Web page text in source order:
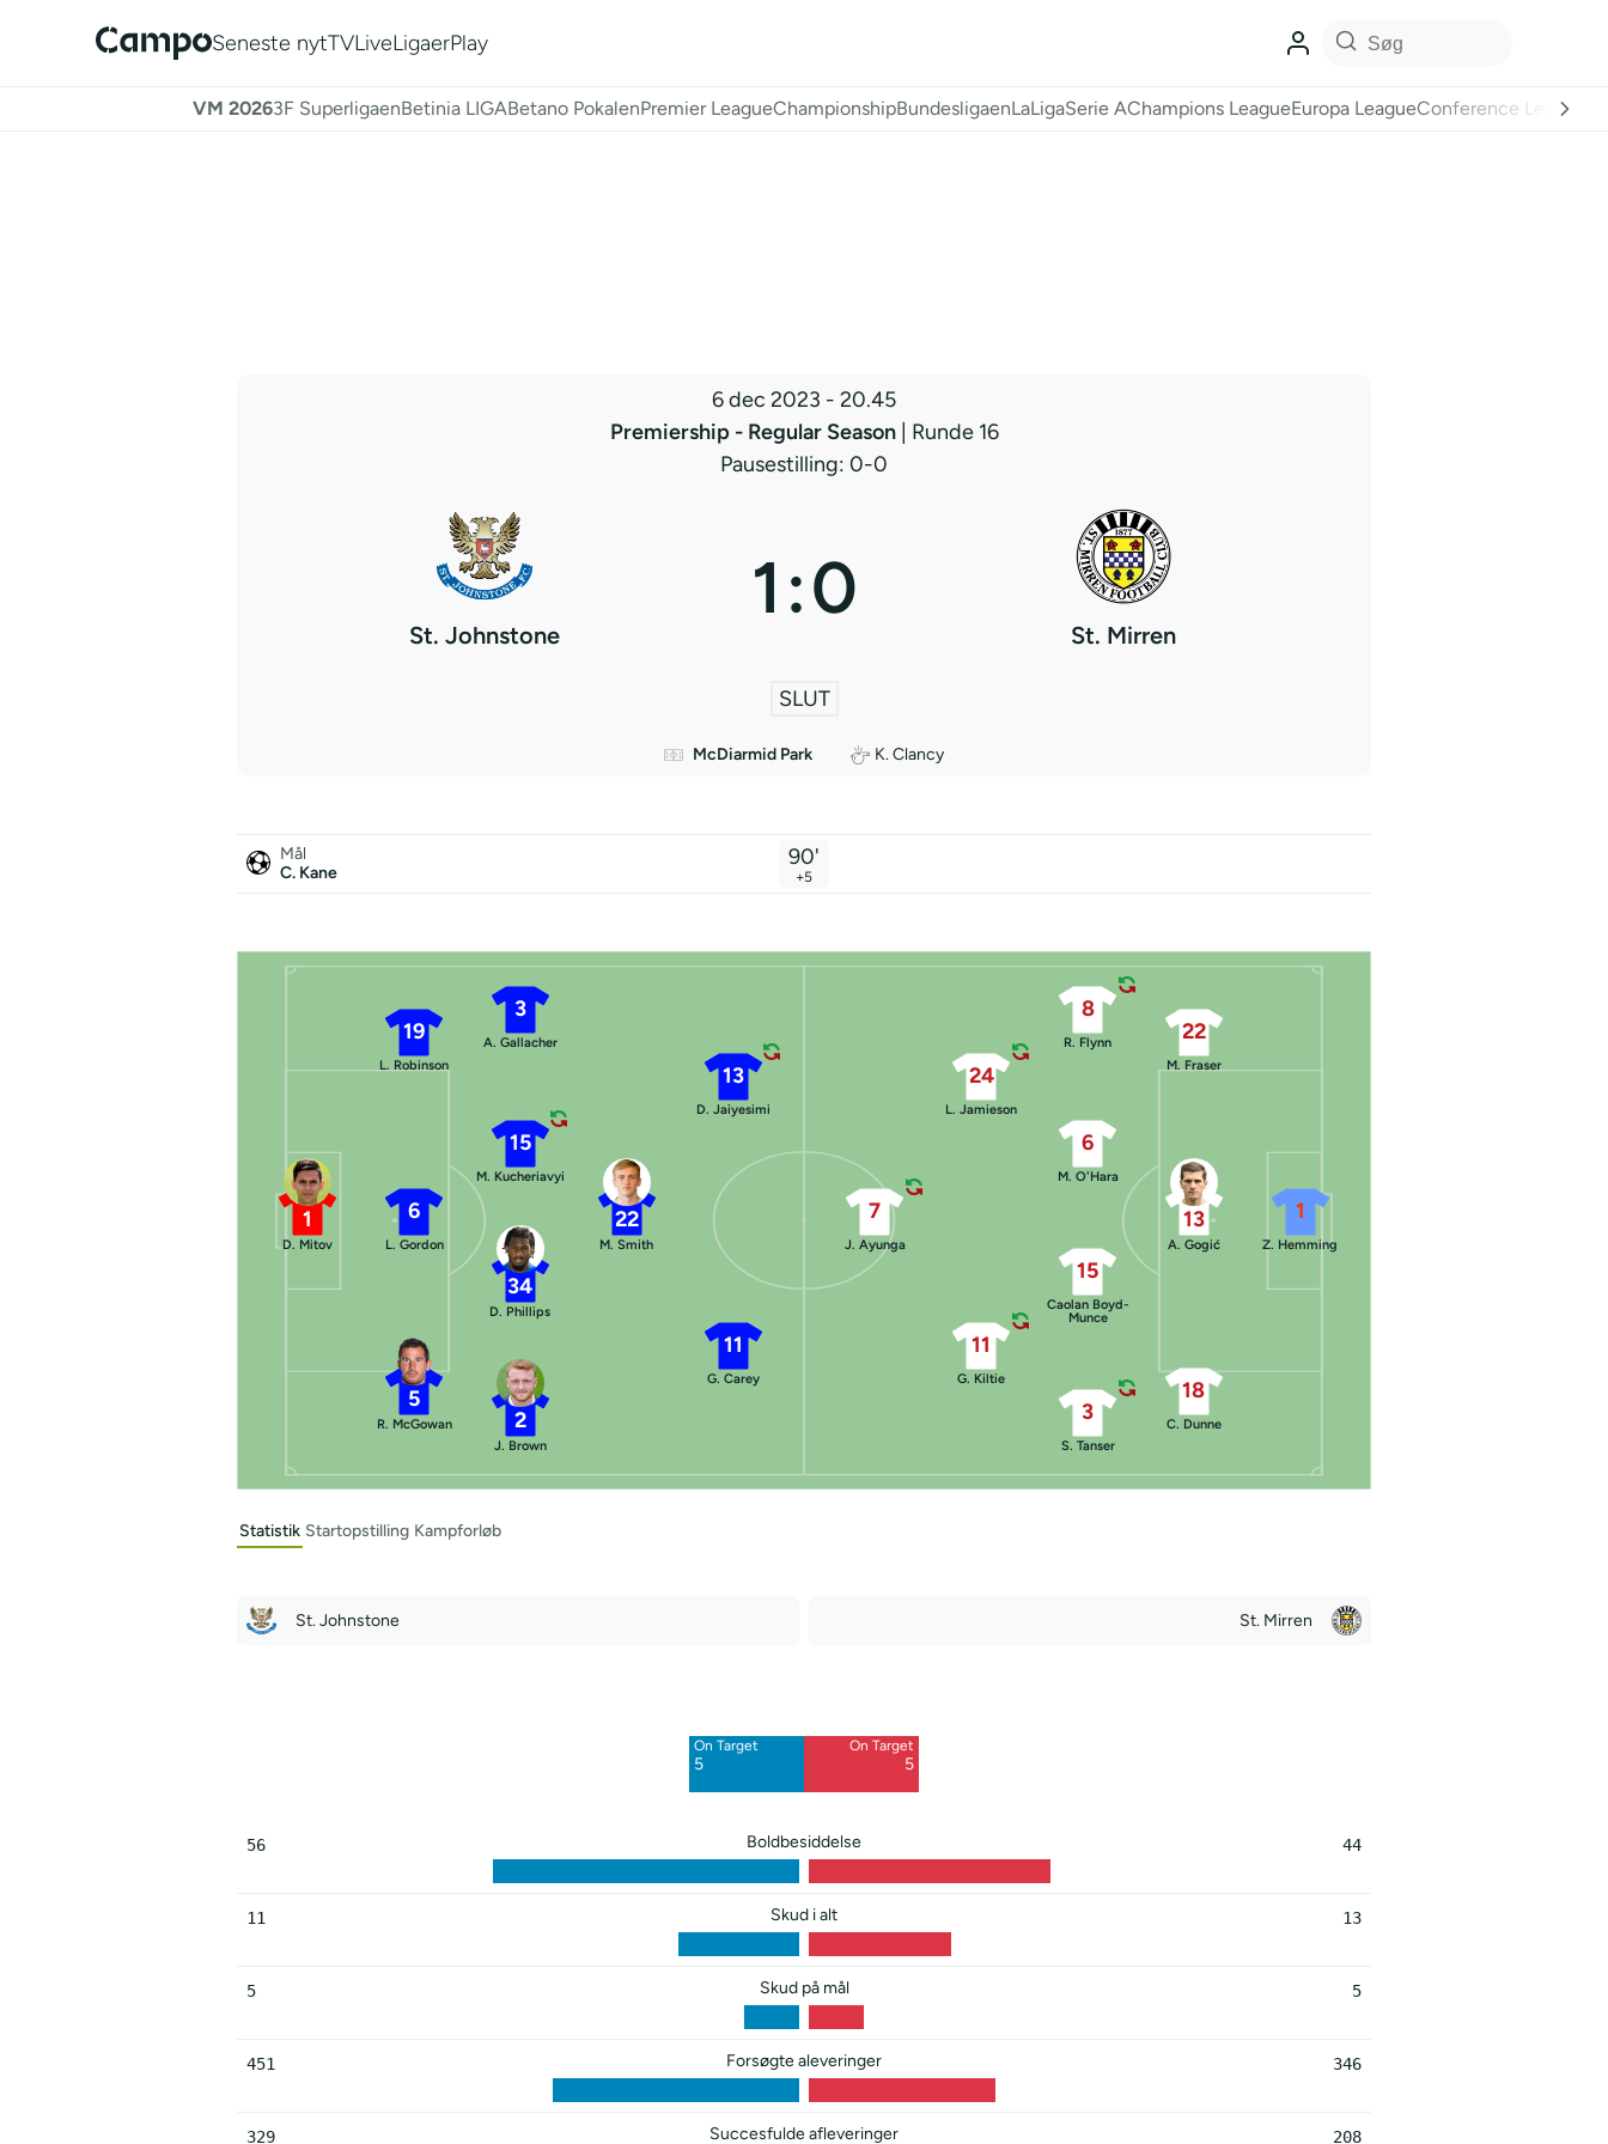
Seneste nytTVLiveLigaerPlay
VM 20263F SuperligaenBetinia LIGABetano PokalenPremier LeagueChampionshipBundesligaenLaLigaSerie AChampions LeagueEuropa LeagueConference League
6 dec 2023 - 20.45
Premiership - Regular Season
| Runde 16
Pausestilling: 0-0
St. Johnstone
1:0
St. Mirren
SLUT
McDiarmid Park K. Clancy
Mål
C. Kane
90'
+5
1
D. Mitov
19
L. Robinson
6
L. Gordon
5
R. McGowan
3
A. Gallacher
15
M. Kucheriavyi
34
D. Phillips
2
J. Brown
22
M. Smith
13
D. Jaiyesimi
11
G. Carey
1
Z. Hemming
18
C. Dunne
13
A. Gogić
22
M. Fraser
3
S. Tanser
15
Caolan Boyd-
Munce
6
M. O'Hara
8
R. Flynn
11
G. Kiltie
24
L. Jamieson
7
J. Ayunga
Statistik Startopstilling Kampforløb
St. Johnstone St. Mirren
On Target
5
On Target
5
56 Boldbesiddelse 44
11 Skud i alt 13
5 Skud på mål 5
451 Forsøgte aleveringer 346
329 Succesfulde afleveringer 208